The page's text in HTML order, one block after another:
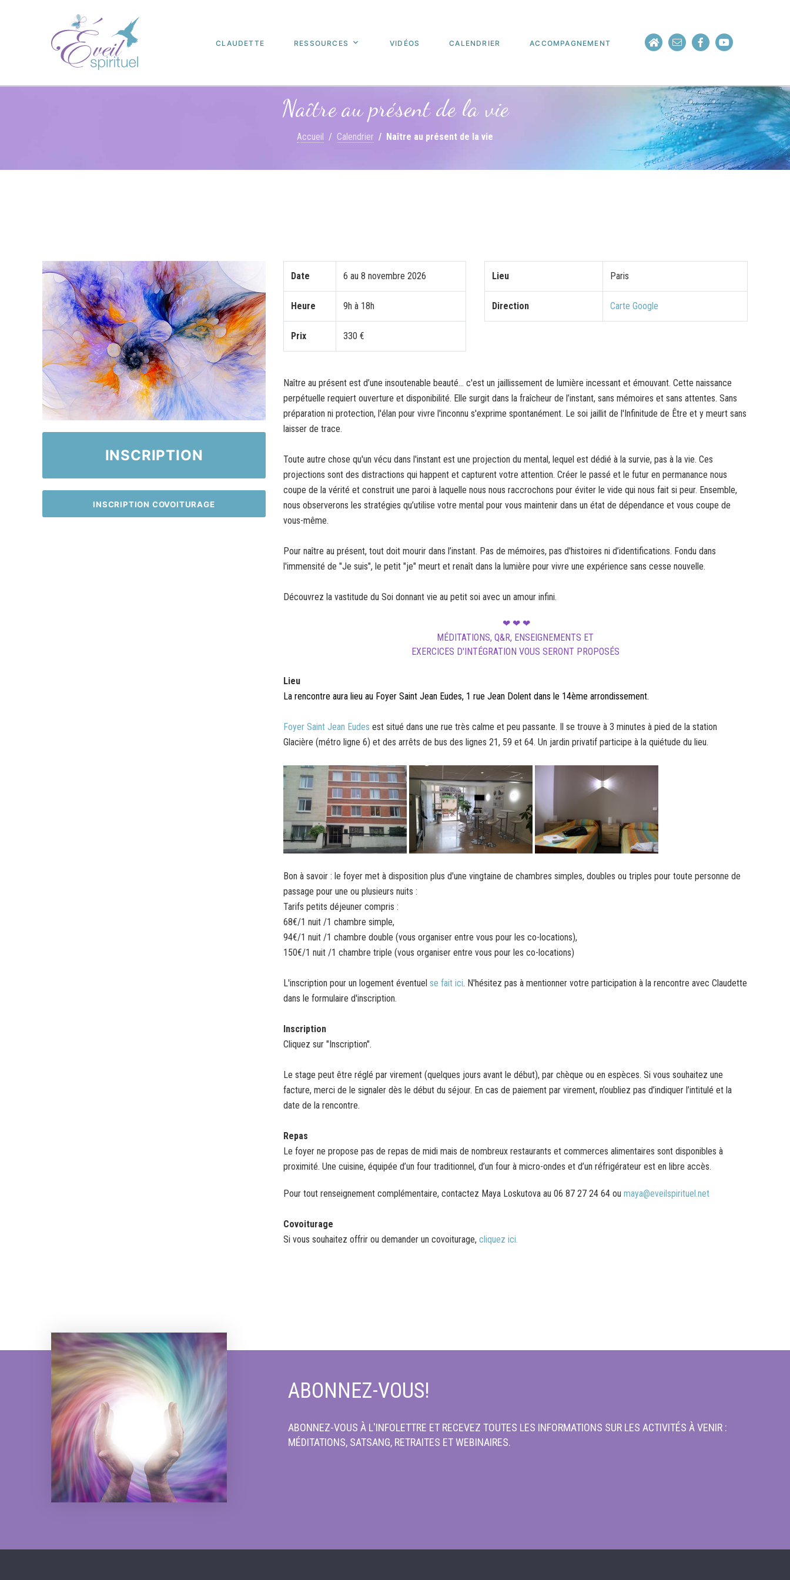
CLAUDETTE RESSOURCES VIDÉOS CALENDRIER ACCOMPAGNEMENT
Naître au présent de la vie
Accueil Calendrier Naître au présent de la vie
INSCRIPTION
INSCRIPTION COVOITURAGE
Date 6 au 8 novembre 2026
Heure 9h à 18h
Prix 330 €
Lieu Paris
Direction Carte Google
Naître au présent est d’une insoutenable beauté... c'est un jaillissement de lumière incessant et émouvant. Cette naissance
perpétuelle requiert ouverture et disponibilité. Elle surgit dans la fraîcheur de l’instant, sans mémoires et sans attentes. Sans
préparation ni protection, l'élan pour vivre l'inconnu s'exprime spontanément. Le soi jaillit de l'Infinitude de Être et y meurt sans
laisser de trace.
Toute autre chose qu'un vécu dans l'instant est une projection du mental, lequel est dédié à la survie, pas à la vie. Ces
projections sont des distractions qui happent et capturent votre attention. Créer le passé et le futur en permanance nous
coupe de la vérité et construit une paroi à laquelle nous nous raccrochons pour éviter le vide qui nous fait si peur. Ensemble,
nous observerons les stratégies qu’utilise votre mental pour vous maintenir dans un état de dépendance et vous coupe de
vous-même.
Pour naître au présent, tout doit mourir dans l’instant. Pas de mémoires, pas d'histoires ni d’identifications. Fondu dans
l'immensité de "Je suis", le petit "je" meurt et renaît dans la lumière pour vivre une expérience sans cesse nouvelle.
Découvrez la vastitude du Soi donnant vie au petit soi avec un amour infini.
❤ ❤ ❤
MÉDITATIONS, Q&R, ENSEIGNEMENTS ET
EXERCICES D'INTÉGRATION VOUS SERONT PROPOSÉS
Lieu
La rencontre aura lieu au Foyer Saint Jean Eudes, 1 rue Jean Dolent dans le 14ème arrondissement.
Foyer Saint Jean Eudes est situé dans une rue très calme et peu passante. Il se trouve à 3 minutes à pied de la station
Glacière (métro ligne 6) et des arrêts de bus des lignes 21, 59 et 64. Un jardin privatif participe à la quiétude du lieu.
Bon à savoir : le foyer met à disposition plus d'une vingtaine de chambres simples, doubles ou triples pour toute personne de
passage pour une ou plusieurs nuits :
Tarifs petits déjeuner compris :
68€/1 nuit /1 chambre simple,
94€/1 nuit /1 chambre double (vous organiser entre vous pour les co-locations),
150€/1 nuit /1 chambre triple (vous organiser entre vous pour les co-locations)
L'inscription pour un logement éventuel se fait ici. N'hésitez pas à mentionner votre participation à la rencontre avec Claudette
dans le formulaire d'inscription.
Inscription
Cliquez sur "Inscription".
Le stage peut être réglé par virement (quelques jours avant le début), par chèque ou en espèces. Si vous souhaitez une
facture, merci de le signaler dès le début du séjour. En cas de paiement par virement, n’oubliez pas d’indiquer l’intitulé et la
date de la rencontre.
Repas
Le foyer ne propose pas de repas de midi mais de nombreux restaurants et commerces alimentaires sont disponibles à
proximité. Une cuisine, équipée d’un four traditionnel, d’un four à micro-ondes et d’un réfrigérateur est en libre accès.
Pour tout renseignement complémentaire, contactez Maya Loskutova au 06 87 27 24 64 ou maya@eveilspirituel.net
Covoiturage
Si vous souhaitez offrir ou demander un covoiturage, cliquez ici.
ABONNEZ-VOUS!
ABONNEZ-VOUS À L'INFOLETTRE ET RECEVEZ TOUTES LES INFORMATIONS SUR LES ACTIVITÉS À VENIR :
MÉDITATIONS, SATSANG, RETRAITES ET WEBINAIRES.